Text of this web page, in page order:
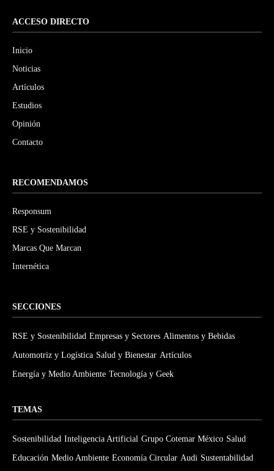
ACCESO DIRECTO
Inicio
Noticias
Artículos
Estudios
Opinión
Contacto
RECOMENDAMOS
Responsum
RSE y Sostenibilidad
Marcas Que Marcan
Internética
SECCIONES
RSE y Sostenibilidad Empresas y Sectores Alimentos y Bebidas
Automotriz y Logística Salud y Bienestar Artículos
Energía y Medio Ambiente Tecnología y Geek
TEMAS
Sostenibilidad Inteligencia Artificial Grupo Cotemar México Salud
Educación Medio Ambiente Economía Circular Audi Sustentabilidad